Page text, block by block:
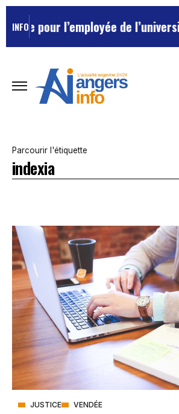
INFOpour l’employée de
Parcourir l'étiquette
indexia
JUSTICE VENDÉE